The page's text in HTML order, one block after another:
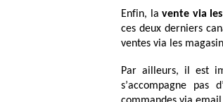
Enfin, lavente via
ces deux derniers
ventes via les
Par ailleurs, il est
s’accompagne pas